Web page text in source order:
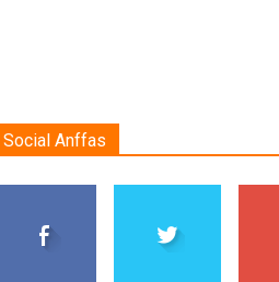
Social Anffas